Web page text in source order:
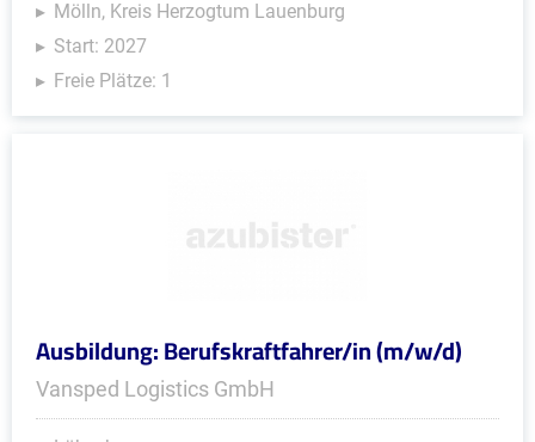
Mölln, Kreis Herzogtum Lauenburg
Start: 2027
Freie Plätze: 1
Ausbildung: Berufskraftfahrer/in (m/w/d)
Vansped Logistics GmbH